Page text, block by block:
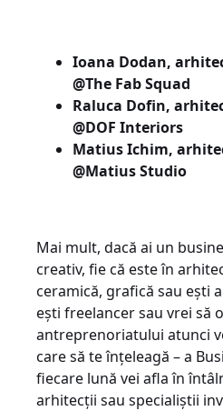
Ioana Dodan,
@The Fab Squad
Raluca Dofin,
@DOF Interiors
Matius Ichim,
@Matius Studio
Mai mult, dacă ai un
creativ, fie că este în
ceramică, grafică sau ești
ești freelancer sau vrei să
antreprenoriatului atunci
care să te înțeleagă – a
fiecare lună vei afla în
arhitecții sau specialiștii